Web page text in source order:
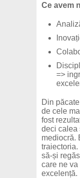
Ce avem
=>
Din
de cele
fost
deci calea
mediocră.
să-și
care ne
excelență.